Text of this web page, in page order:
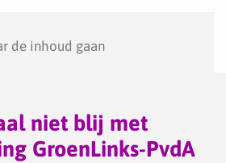
de inhoud gaan
niet blij met
GroenLinks-PvdA